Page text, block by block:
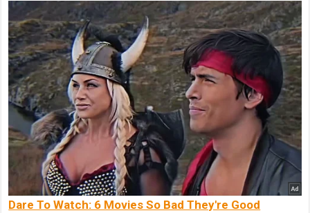
Dare To Watch: 6 Movies So Bad They're Good